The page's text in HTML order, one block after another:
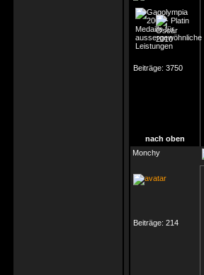
Beiträge: 3750
nach oben
Monchy
Beiträge: 214